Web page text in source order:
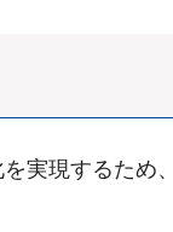
実現するため